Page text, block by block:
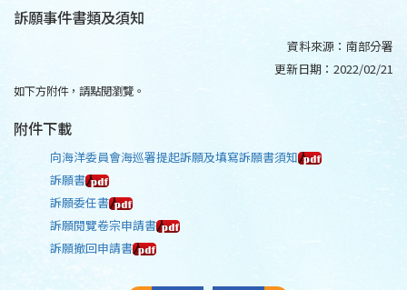
訴願事件書類及須知
資料來源： 南部分署
更新日期： 2022/02/21
如下方附件，請點閱瀏覽。
附件下載
向海洋委員會海巡署提起訴願及填寫訴願書須知
訴願書
訴願委任書
訴願閱覽卷宗申請書
訴願撤回申請書